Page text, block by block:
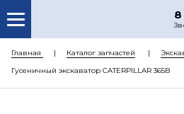
О НАС
КАТАЛОГ
Главная Каталог запчастей
Гусеничный экскаватор CATERPILLAR 365B